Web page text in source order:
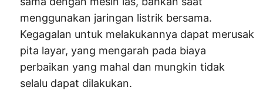
menggunakan jaringan listrik bersama.
Kegagalan untuk melakukannya dapat merusak
pita layar, yang mengarah pada biaya
perbaikan yang mahal dan mungkin tidak
selalu dapat dilakukan.